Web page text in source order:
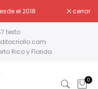
el 2018 cerrar
texto
Rico y Florida
0